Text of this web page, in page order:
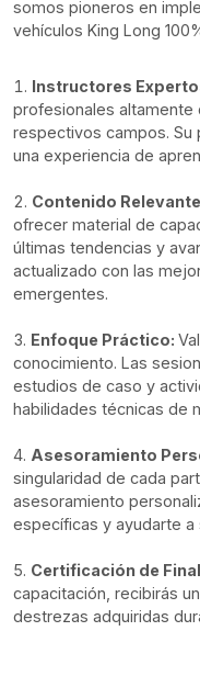
somos pioneros en
vehículos King Long
Instructores
profesionales altamente
respectivos campos. Su
una experiencia de
Contenido
ofrecer material de
últimas tendencias y
actualizado con las
emergentes.
Enfoque Práctico:
conocimiento. Las
estudios de caso y
habilidades técnicas de
Asesoramiento
singularidad de cada
asesoramiento
específicas y ayudarte a
Certificación de
capacitación, recibirás
destrezas adquiridas